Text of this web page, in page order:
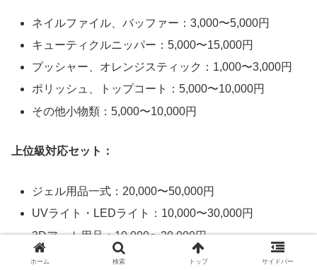
ネイルファイル、バッファー：3,000〜5,000円
キューティクルニッパー：5,000〜15,000円
プッシャー、オレンジスティック：1,000〜3,000円
ポリッシュ、トップコート：5,000〜10,000円
その他小物類：5,000〜10,000円
上位級対応セット：
ジェル用品一式：20,000〜50,000円
UVライト・LEDライト：10,000〜30,000円
3Dアート用品：10,000〜20,000円
ホーム 検索 トップ サイドバー